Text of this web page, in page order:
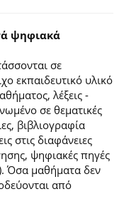
ψηφιακά
σε
εκπαιδευτικό υλικό
λέξεις -
σε θεματικές
βιβλιογραφία
στις διαφάνειες
ψηφιακές πηγές
Όσα μαθήματα δεν
από